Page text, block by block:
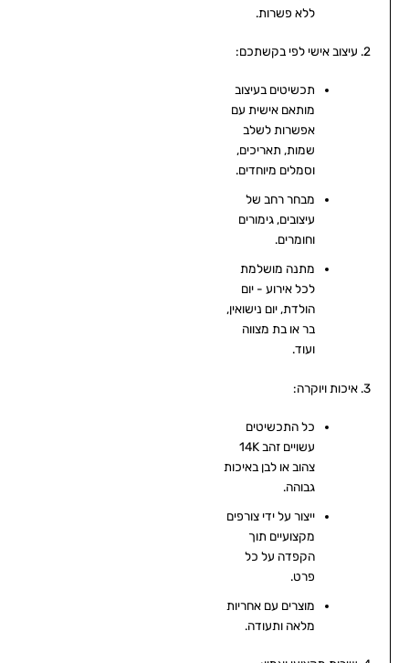
ללא פשרות.
2. עיצוב אישי לפי בקשתכם:
תכשיטים בעיצוב
מותאם אישית עם
אפשרות לשלב
שמות, תאריכים,
וסמלים מיוחדים.
מבחר רחב של
עיצובים, גימורים
וחומרים.
מתנה מושלמת
לכל אירוע - יום
הולדת, יום נישואין,
בר או בת מצווה
ועוד.
3. איכות ויוקרה:
כל התכשיטים
עשויים זהב 14K
צהוב או לבן באיכות
גבוהה.
ייצור על ידי צורפים
מקצועיים תוך
הקפדה על כל
פרט.
מוצרים עם אחריות
מלאה ותעודה.